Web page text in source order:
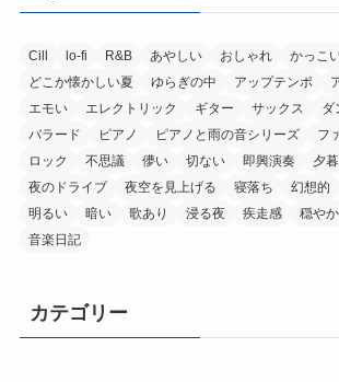
Cill lo-fi R&B あやしい おしゃれ かっこ
どこか懐かしい夏
ゆらぎの中 アップテンポ
エモい
エレクトリック ギター サックス ダ
バラード
ピアノ ピアノと雨の音シリーズ フ
ロック
不思議 儚い 切ない 即興演奏 夕
夜のドライブ
夜空を見上げる 寝落ち 幻想的
明るい
暗い 歌あり 浸る夜 疾走感 穏やか
音楽日記
カテゴリー